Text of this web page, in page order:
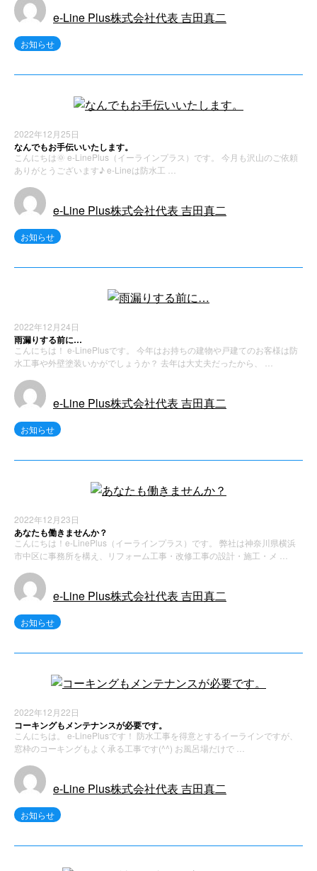
e-Line Plus株式会社代表 吉田真二
お知らせ
2022年12月25日
なんでもお手伝いいたします。
こんにちは🌞 e-LinePlus（イーラインプラス）です。 今月も沢山のご依頼
ありがとうございます♪ e-Lineは防水工 …
e-Line Plus株式会社代表 吉田真二
お知らせ
2022年12月24日
雨漏りする前に…
こんにちは！ e-LinePlusです。 今年はお持ちの建物や戸建てのお客様は防
水工事や外壁塗装いかがでしょうか？ 去年は大丈夫だったから、 …
e-Line Plus株式会社代表 吉田真二
お知らせ
2022年12月23日
あなたも働きませんか？
こんにちは！e-LinePlus（イーラインプラス）です。 弊社は神奈川県横浜
市中区に事務所を構え、リフォーム工事・改修工事の設計・施工・メ …
e-Line Plus株式会社代表 吉田真二
お知らせ
2022年12月22日
コーキングもメンテナンスが必要です。
こんにちは。 e-LinePlusです！ 防水工事を得意とするイーラインですが、
窓枠のコーキングもよく承る工事です(^^) お風呂場だけで …
e-Line Plus株式会社代表 吉田真二
お知らせ